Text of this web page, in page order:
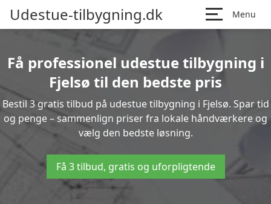
Udestue-tilbygning.dk Menu
Få professionel udestue tilbygning i
Fjelsø til den bedste pris
Bestil 3 gratis tilbud på udestue tilbygning i Fjelsø. Spar tid
og penge – sammenlign priser fra lokale håndværkere og
vælg den bedste løsning.
Få 3 tilbud, gratis og uforpligtende